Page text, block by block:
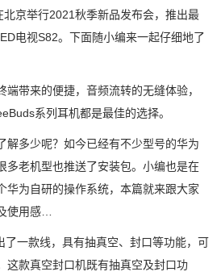
京举行2021秋季新品发布会，推出最
电视S82。下面随小编来一起仔细地了
带来的便捷，音频流转的无缝体验，
系列耳机都是最佳的选择。
多少呢？如今已经有不少型号的华为
多老机型也推送了安装包。小编也是在
华为自研的操作系统，本篇就来跟大家
使用感…
一款线，具有抽真空、封口等功能，可
这款真空封口机既有抽真空及封口功